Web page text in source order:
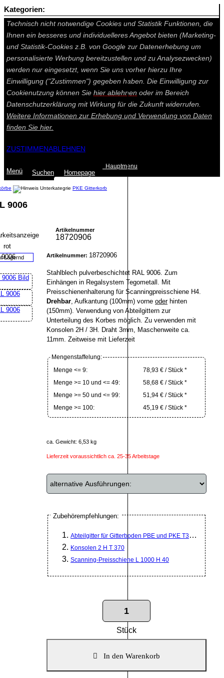
Auf dieser Seite werden technisch notwendige Cookies gesetzt.
Technisch nicht notwendige Cookies und Statistik Funktionen, die
Ihnen ein besseres und individuelleres Angebot bieten (Marketing-
und Statistik-Cookies z.B. von Google zur Datenerhebung um
personalisierte Werbung bereitzustellen und zu Analysezwecken)
werden nur eingesetzt, wenn Sie uns vorher hierzu Ihre
Einwilligung ("Zustimmen") gegeben haben. Die Einwilligung zur
Cookienutzung können Sie hier ablehnen oder im Bereich
Datenschutzerklärung mit Wirkung für die Zukunft widerrufen.
Weitere Informationen zur Erhebung und Verwendung von Daten
finden Sie hier.
ZUSTIMMENABLEHNEN
Menü Suchen Homepage
Hauptmenu
PKE Gitterkorb
9006
Lagernd
Artikelnummer
18720906
Artikelnummer: 18720906
Stahlblech pulverbeschichtet RAL 9006. Zum
Einhängen in Regalsystem Tegometall. Mit
Preisschienenhalterung für Scanningpreisschiene H4.
Drehbar, Aufkantung (100mm) vorne oderhinten
(150mm). Verwendung von Abteilgittern zur
Unterteilung des Korbes möglich. Zu verwenden mit
Konsolen 2H / 3H. Draht 3mm, Maschenweite ca.
11mm. Zeitweise mit Lieferzeit
Mengenstaffelung:
Menge <= 9:
78,93 € / Stück *
Menge >= 10 und <= 49:
58,68 € / Stück *
Menge >= 50 und <= 99:
51,94 € / Stück *
Menge >= 100:
45,19 € / Stück *
ca. Gewicht: 6,53 kg
Lieferzeit voraussichtlich ca. 25-35 Arbeitstage
Zubehörempfehlungen:
Abteilgitter für Gitterboden PBE und PKE T370mm RAL
Konsolen 2 H T 370
Scanning-Preisschiene L 1000 H 40
Stück
Kategorien: